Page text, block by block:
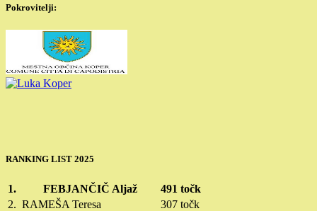
Pokrovitelji:
RANKING LIST 2025
1. FEBJANČIČ Aljaž
491 točk
2. RAMEŠA Teresa
307 točk